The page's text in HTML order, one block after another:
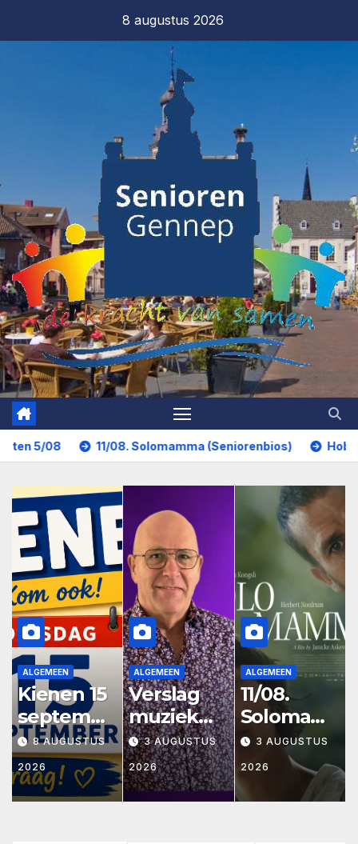
8 augustus 2026
11/08. Solomamma (Seniorenbios) Hobbyclub is weer
ALGEMEEN
Kienen 15
septembe
r
8 AUGUSTUS
2026
ALGEMEEN
Verslag
muziekmi
ddag Cor
Kersten
5/08
3 AUGUSTUS
2026
ALGEMEEN
11/08.
Solomam
ma
(Senioren
bios)
3 AUGUSTUS
2026